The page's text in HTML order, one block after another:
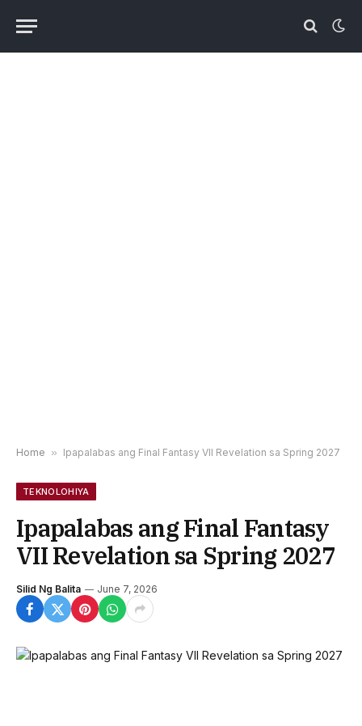
Home » Ipapalabas ang Final Fantasy VII Revelation sa Spring 2027
TEKNOLOHIYA
Ipapalabas ang Final Fantasy
VII Revelation sa Spring 2027
Silid Ng Balita June 7, 2026